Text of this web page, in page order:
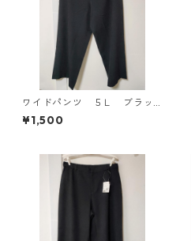
ワイドパンツ ５Ｌ ブラッ
ク KAE-4725
¥1,500